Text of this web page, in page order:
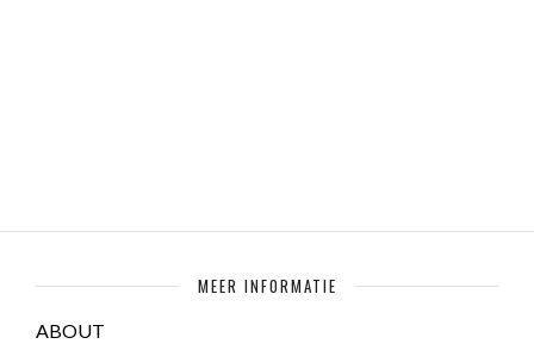
MEER INFORMATIE
ABOUT